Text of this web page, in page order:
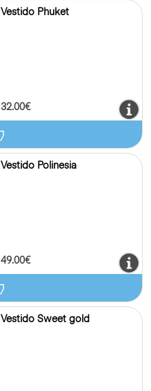
Vestido Phuket
32.00€
Vestido Polinesia
49.00€
Vestido Sweet gold